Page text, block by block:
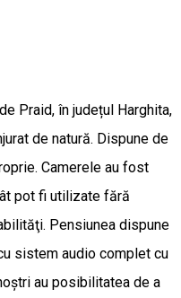
Praid, în județul Harghita,
de natură. Dispune de
Camerele au fost
pot fi utilizate fără
Pensiunea dispune
sistem audio complet cu
au posibilitatea de a